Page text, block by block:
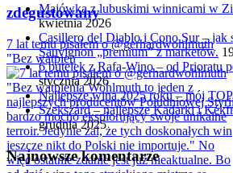
zdegustowany
7 lat temu pisałem o @gerhardwohlmuth
"Bez wątpien
Majówka z lubuskimi winnicami w
kwietnia 2026
Casillero del Diablo i Cono Sur – jak
Sauvignon „premium” z marketów.
6 butelek z Rafa-Wino – od Prioratu
stycznia 2026
Najlepsze wina 2025 roku – mój
Szekszárd – najlepsze Kadarki i
grudnia 2025
Najnowsze komentarze